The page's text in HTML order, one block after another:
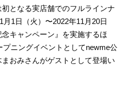
となる実店舗でのフルラインナ
1日（火）〜2022年11月20日
念キャンペーン』を実施するほ
ニングイベントとしてnewme公
おみさんがゲストとして登場い